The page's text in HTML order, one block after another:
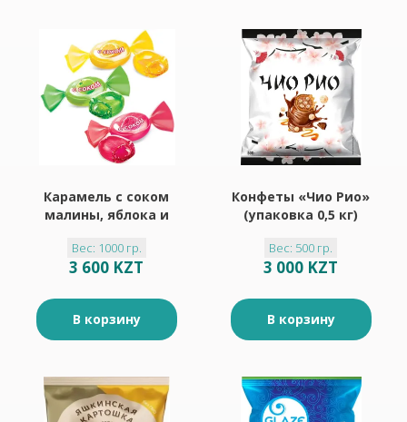
Карамель с соком
малины, яблока и
кг)
Вес: 1000 гр.
3 600 KZT
В корзину
Конфеты «Чио Рио»
(упаковка 0,5 кг)
Вес: 500 гр.
3 000 KZT
В корзину